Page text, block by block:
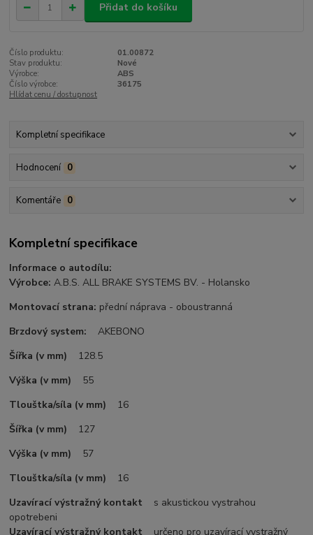
Přidat do košíku
Číslo produktu:
01.00872
Stav produktu:
Nové
Výrobce:
ABS
Číslo výrobce:
36175
Hlídat cenu / dostupnost
Kompletní specifikace
Hodnocení 0
Komentáře 0
Kompletní specifikace
Informace o autodílu:
Výrobce:A.B.S. ALL BRAKE SYSTEMS BV. - Holansko
Montovací strana: přední náprava - oboustranná
Brzdový system:
AKEBONO
Šířka (v mm) 128.5
Výška (v mm)
55
Tlouštka/síla (v mm)
16
Šířka (v mm) 127
Výška (v mm)
57
Tlouštka/síla (v mm)
16
Uzavírací výstražný kontakt s akustickou vystrahou
opotrebeni
Uzavírací výstražný kontakt určeno pro uzavírací vystražný